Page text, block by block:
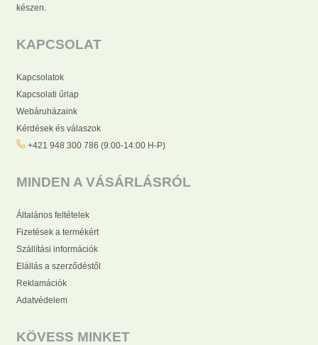
készen.
KAPCSOLAT
Kapcsolatok
Kapcsolati űrlap
Webáruházaink
Kérdések és válaszok
+421 948 300 786 (9:00-14:00 H-P)
MINDEN A VÁSÁRLÁSRÓL
Általános feltételek
Fizetések a termékért
Szállítási információk
Elállás a szerződéstől
Reklamációk
Adatvédelem
KÖVESS MINKET